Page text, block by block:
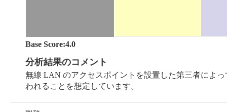
Base Score:4.0
分析結果のコメント
無線 LAN のアクセスポイントを設置した第三者によっ
われることを想定しています。